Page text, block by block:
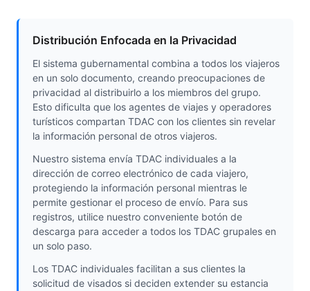
Distribución Enfocada en la Privacidad
El sistema gubernamental combina a todos los viajeros
en un solo documento, creando preocupaciones de
privacidad al distribuirlo a los miembros del grupo.
Esto dificulta que los agentes de viajes y operadores
turísticos compartan TDAC con los clientes sin revelar
la información personal de otros viajeros.
Nuestro sistema envía TDAC individuales a la
dirección de correo electrónico de cada viajero,
protegiendo la información personal mientras le
permite gestionar el proceso de envío. Para sus
registros, utilice nuestro conveniente botón de
descarga para acceder a todos los TDAC grupales en
un solo paso.
Los TDAC individuales facilitan a sus clientes la
solicitud de visados si deciden extender su estancia